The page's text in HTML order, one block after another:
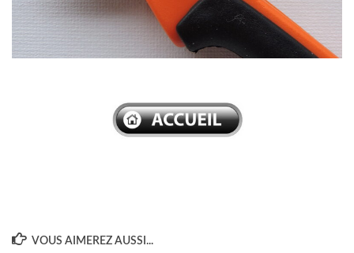
VOUS AIMEREZ AUSSI...